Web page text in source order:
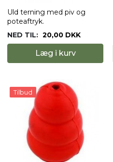
Uld terning med piv og
poteaftryk.
NED TIL: 20,00 DKK
Læg i kurv
Tilbud